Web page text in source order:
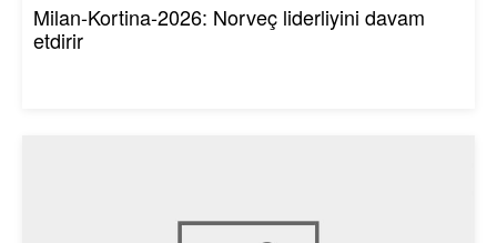
Milan-Kortina-2026: Norveç liderliyini davam
etdirir